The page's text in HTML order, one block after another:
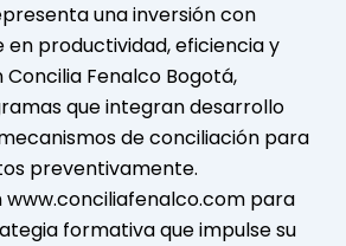
una inversión con
productividad, eficiencia y
Concilia Fenalco Bogotá,
que integran desarrollo
de conciliación para
preventivamente.
para
formativa que impulse su